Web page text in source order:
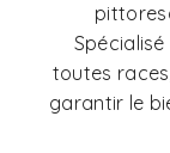
toutes
garantir le